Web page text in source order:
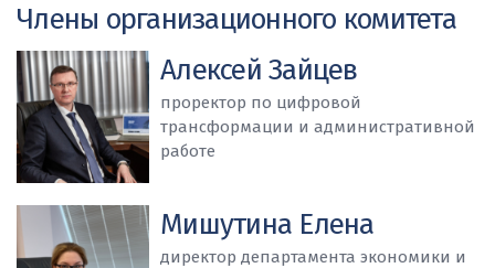
Члены организационного комитета
Алексей Зайцев
проректор по цифровой
трансформации и административной
работе
Мишутина Елена
директор департамента экономики и